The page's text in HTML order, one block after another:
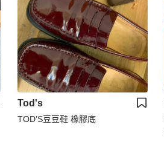
Tod's
TOD’S豆豆鞋 橡膠底